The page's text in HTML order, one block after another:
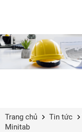
Trang chủ Tin tức
Minitab